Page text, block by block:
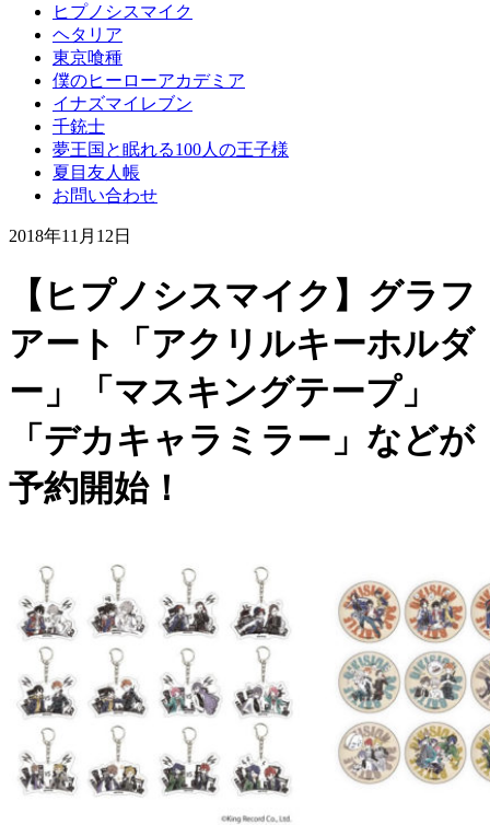
ヒプノシスマイク
ヘタリア
東京喰種
僕のヒーローアカデミア
イナズマイレブン
千銃士
夢王国と眠れる100人の王子様
夏目友人帳
お問い合わせ
2018年11月12日
【ヒプノシスマイク】グラフ
アート「アクリルキーホルダ
ー」「マスキングテープ」
「デカキャラミラー」などが
予約開始！